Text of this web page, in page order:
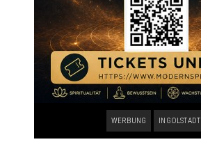
WERBUNG INGOLSTADT